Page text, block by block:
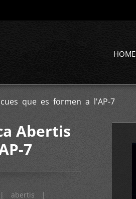
HOME
que es formen a l'AP-7
Abertis
7
| abertis
|